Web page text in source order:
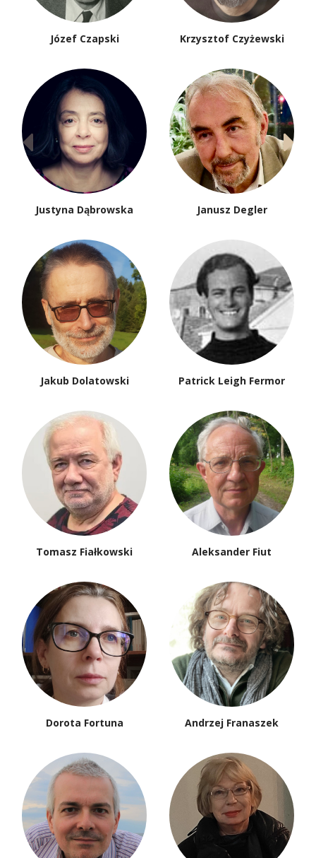
Józef Czapski Krzysztof Czyżewski
Justyna Dąbrowska Janusz Degler
Jakub Dolatowski Patrick Leigh Fermor
Tomasz Fiałkowski Aleksander Fiut
Dorota Fortuna Andrzej Franaszek